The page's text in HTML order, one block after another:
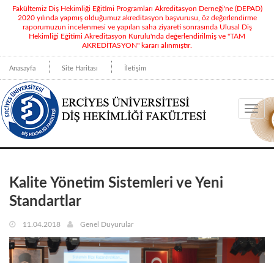
Fakültemiz Diş Hekimliği Eğitimi Programları Akreditasyon Derneği'ne (DEPAD)
2020 yılında yapmış olduğumuz akreditasyon başvurusu, öz değerlendirme
raporumuzun incelenmesi ve yapılan saha ziyareti sonrasında Ulusal Diş
Hekimliği Eğitimi Akreditasyon Kurulu'nda değerlendirilmiş ve "TAM
AKREDİTASYON" kararı alınmıştır.
Anasayfa Site Haritası İletişim
Kalite Yönetim Sistemleri ve Yeni
Standartlar
11.04.2018 Genel Duyurular